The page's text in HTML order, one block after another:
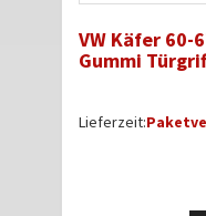
VW Käfer 60-
Gummi
Lieferzeit: